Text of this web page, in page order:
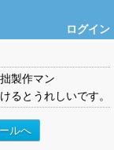
ログイン
製作マン
るとうれしいです。
ルへ